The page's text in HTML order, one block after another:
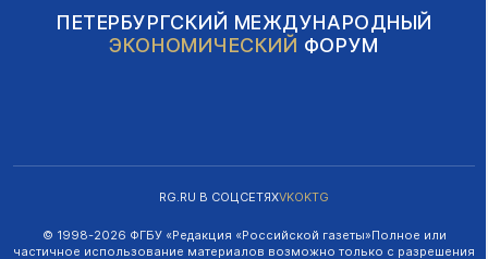
ПЕТЕРБУРГСКИЙ МЕЖДУНАРОДНЫЙ
ЭКОНОМИЧЕСКИЙ ФОРУМ
© 1998-2026 ФГБУ «Редакция «Российской газеты»Полное или
частичное использование материалов возможно только с разрешения
RG.RU В СОЦСЕТЯХVKOKTG